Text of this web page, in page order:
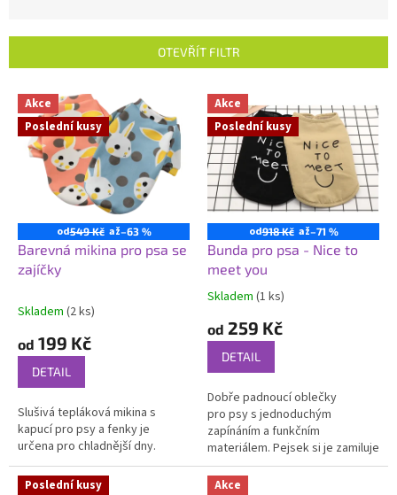
r
OTEVŘÍT FILTR
V
p
Akce
Poslední kusy
od549 Kč až–63 %
Barevná mikina pro psa se
zajíčky
Skladem (2 ks)
od 199 Kč
DETAIL
Slušivá tepláková mikina s
kapucí pro psy a fenky je
určena pro chladnější dny.
Akce
Poslední kusy
od918 Kč až–71 %
Bunda pro psa - Nice to
meet you
Průměrné
produktu
5,0
5
hvězdiček.
Skladem (1 ks)
od 259 Kč
DETAIL
Dobře padnoucí oblečky
pro psy s jednoduchým
zapínáním a funkčním
materiálem. Pejsek si je zamiluje
a vy budete na procházku
vypravení raz dva.
Poslední kusy
Akce